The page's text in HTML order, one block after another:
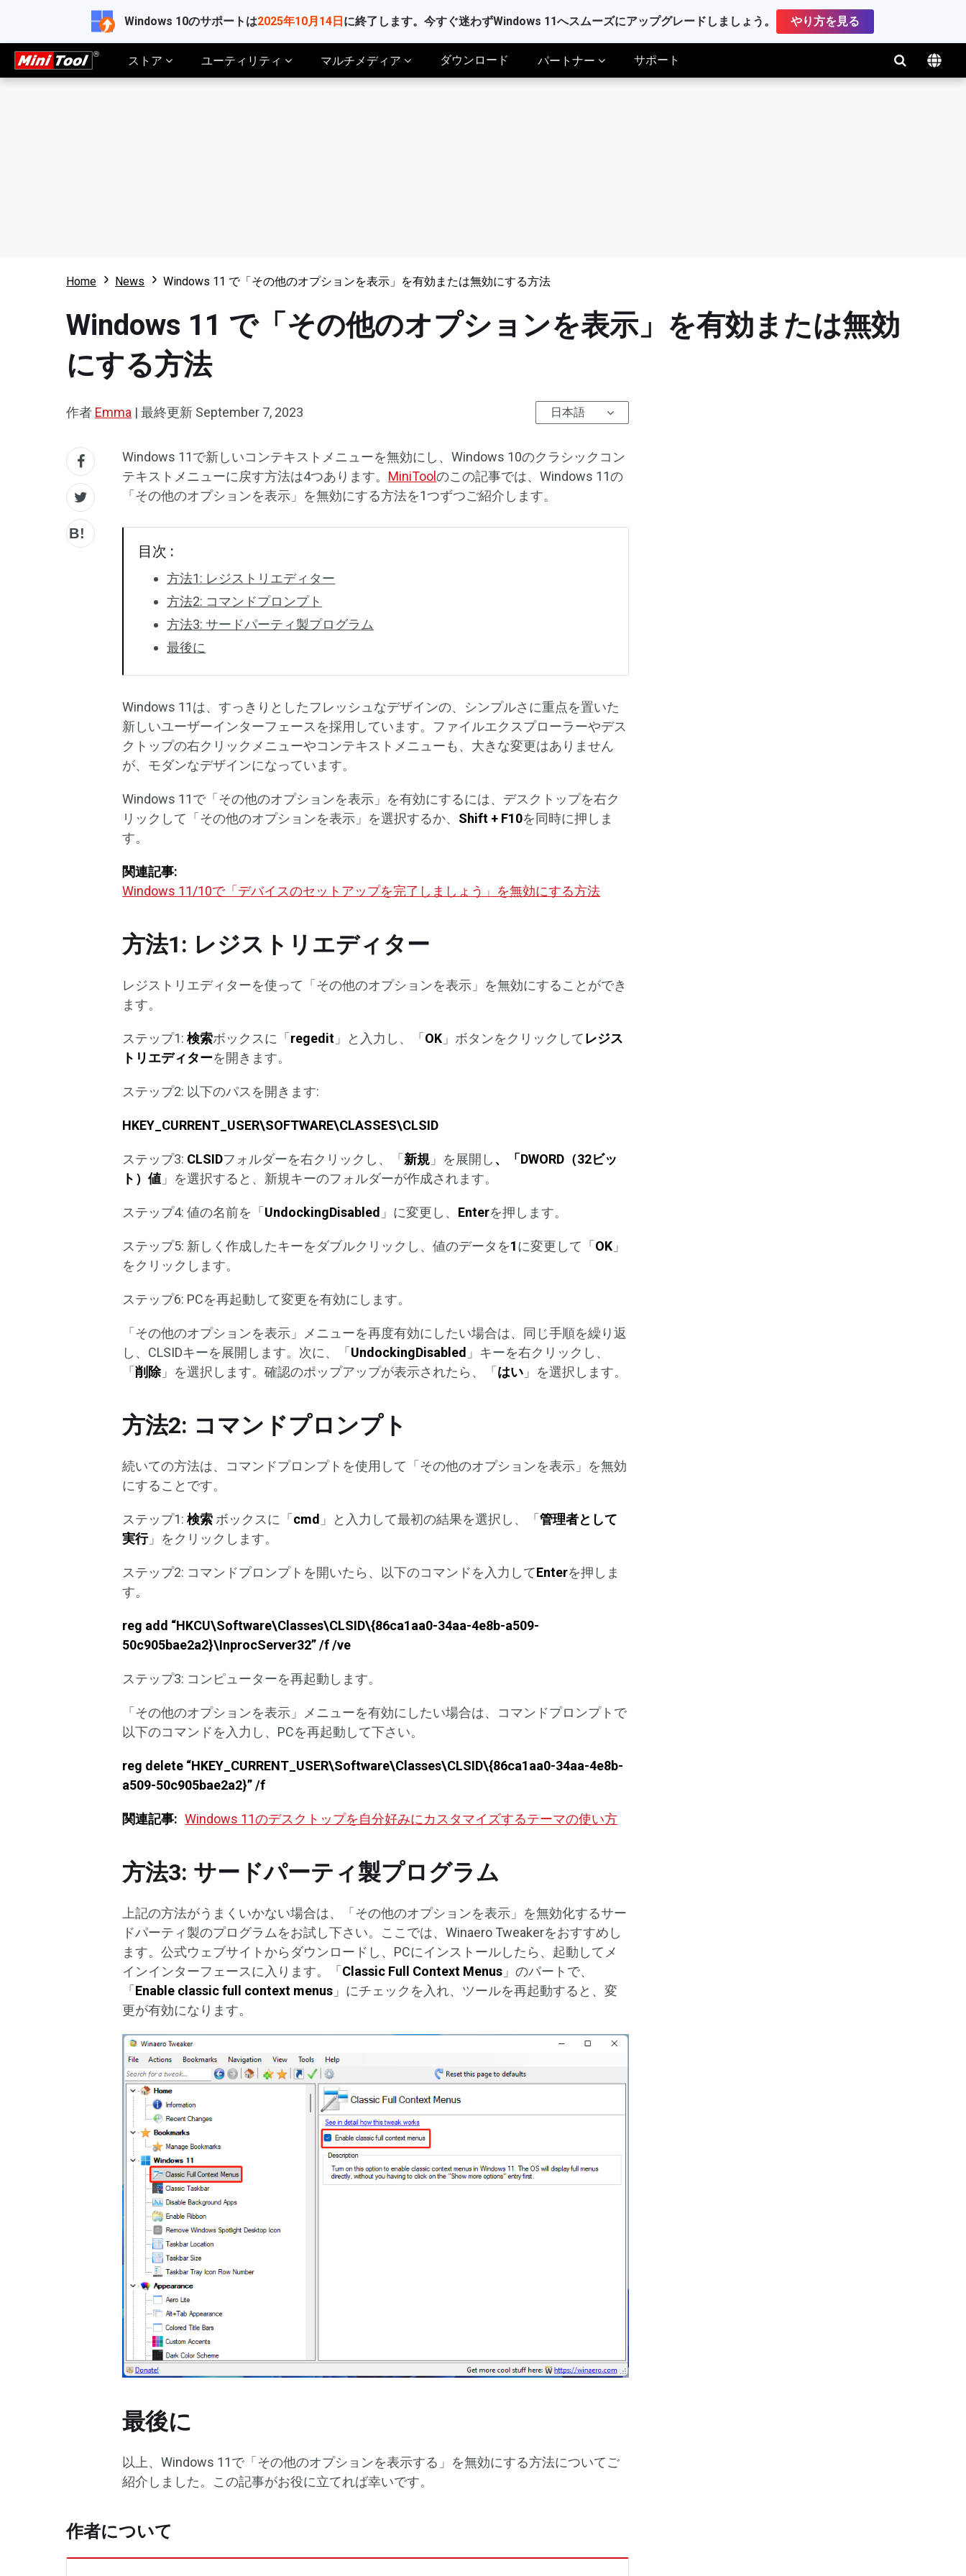
Windows 10のサポートは2025年10月14日に終了します。今すぐ迷わずWindows 11へスムーズにアップグレードしましょう。 やり方を見る
ストア ユーティリティ マルチメディア ダウンロード パートナー サポート
Home News Windows 11 で「その他のオプションを表示」を有効または無効にする方法
Windows 11 で「その他のオプションを表示」を有効または無効
にする方法
作者 Emma | 最終更新 September 7, 2023 日本語
Windows 11で新しいコンテキストメニューを無効にし、Windows 10のクラシックコン
テキストメニューに戻す方法は4つあります。 MiniToolのこの記事では、Windows 11の
「その他のオプションを表示」を無効にする方法を1つずつご紹介します。
目次 :
方法1: レジストリエディター
方法2: コマンドプロンプト
方法3: サードパーティ製プログラム
最後に
Windows 11は、すっきりとしたフレッシュなデザインの、シンプルさに重点を置いた
新しいユーザーインターフェースを採用しています。ファイルエクスプローラーやデス
クトップの右クリックメニューやコンテキストメニューも、大きな変更はありません
が、モダンなデザインになっています。
Windows 11で「その他のオプションを表示」を有効にするには、デスクトップを右ク
リックして「その他のオプションを表示」を選択するか、 Shift + F10を同時に押しま
す。
関連記事:
Windows 11/10で「デバイスのセットアップを完了しましょう」を無効にする方法
方法1: レジストリエディター
レジストリエディターを使って「その他のオプションを表示」を無効にすることができ
ます。
ステップ1:検索ボックスに「 regedit 」と入力し、「 OK 」ボタンをクリックしてレジス
トリエディターを開きます。
ステップ2: 以下のパスを開きます:
HKEY_CURRENT_USER\SOFTWARE\CLASSES\CLSID
ステップ3: CLSIDフォルダーを右クリックし、「 新規 」を展開し、「 DWORD （32ビッ
ト）値 」を選択すると、新規キーのフォルダーが作成されます。
ステップ4: 値の名前を「 UndockingDisabled 」に変更し、 Enterを押します。
ステップ5: 新しく作成したキーをダブルクリックし、値のデータを1に変更して「 OK 」
をクリックします。
ステップ6: PCを再起動して変更を有効にします。
「その他のオプションを表示」メニューを再度有効にしたい場合は、同じ手順を繰り返
し、CLSIDキーを展開します。次に、「 UndockingDisabled 」キーを右クリックし、
「削除」を選択します。確認のポップアップが表示されたら、「 はい 」を選択します。
方法2: コマンドプロンプト
続いての方法は、コマンドプロンプトを使用して「その他のオプションを表示」を無効
にすることです。
ステップ1:検索 ボックスに「 cmd 」と入力して最初の結果を選択し、「管理者として
実行」をクリックします。
ステップ2: コマンドプロンプトを開いたら、以下のコマンドを入力してEnterを押しま
す。
reg add “HKCU\Software\Classes\CLSID\{86ca1aa0-34aa-4e8b-a509-
50c905bae2a2}\InprocServer32” /f /ve
ステップ3: コンピューターを再起動します。
「その他のオプションを表示」メニューを有効にしたい場合は、コマンドプロンプトで
以下のコマンドを入力し、PCを再起動して下さい。
reg delete “HKEY_CURRENT_USER\Software\Classes\CLSID\{86ca1aa0-34aa-4e8b-
a509-50c905bae2a2}” /f​
関連記事: Windows 11のデスクトップを自分好みにカスタマイズするテーマの使い方
方法3: サードパーティ製プログラム
上記の方法がうまくいかない場合は、「その他のオプションを表示」を無効化するサー
ドパーティ製のプログラムをお試し下さい。ここでは、Winaero Tweakerをおすすめし
ます。公式ウェブサイトからダウンロードし、PCにインストールしたら、起動してメ
インインターフェースに入ります。「 Classic Full Context Menus 」のパートで、
「 Enable classic full context menus 」にチェックを入れ、ツールを再起動すると、変
更が有効になります。
最後に
以上、Windows 11で「その他のオプションを表示する」を無効にする方法についてご
紹介しました。この記事がお役に立てれば幸いです。
作者について